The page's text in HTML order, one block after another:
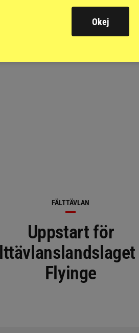
FÄLTTÄVLAN
Uppstart för
Flyinge
Okej